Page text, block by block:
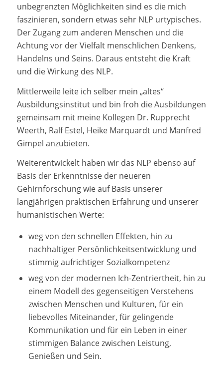
unbegrenzten Möglichkeiten sind es die mich
faszinieren, sondern etwas sehr NLP urtypisches.
Der Zugang zum anderen Menschen und die
Achtung vor der Vielfalt menschlichen Denkens,
Handelns und Seins. Daraus entsteht die Kraft
und die Wirkung des NLP.
Mittlerweile leite ich selber mein „altes“
Ausbildungsinstitut und bin froh die Ausbildungen
gemeinsam mit meine Kollegen Dr. Rupprecht
Weerth, Ralf Estel, Heike Marquardt und Manfred
Gimpel anzubieten.
Weiterentwickelt haben wir das NLP ebenso auf
Basis der Erkenntnisse der neueren
Gehirnforschung wie auf Basis unserer
langjährigen praktischen Erfahrung und unserer
humanistischen Werte:
weg von den schnellen Effekten, hin zu
nachhaltiger Persönlichkeitsentwicklung und
stimmig aufrichtiger Sozialkompetenz
weg von der modernen Ich-Zentriertheit, hin zu
einem Modell des gegenseitigen Verstehens
zwischen Menschen und Kulturen, für ein
liebevolles Miteinander, für gelingende
Kommunikation und für ein Leben in einer
stimmigen Balance zwischen Leistung,
Genießen und Sein.